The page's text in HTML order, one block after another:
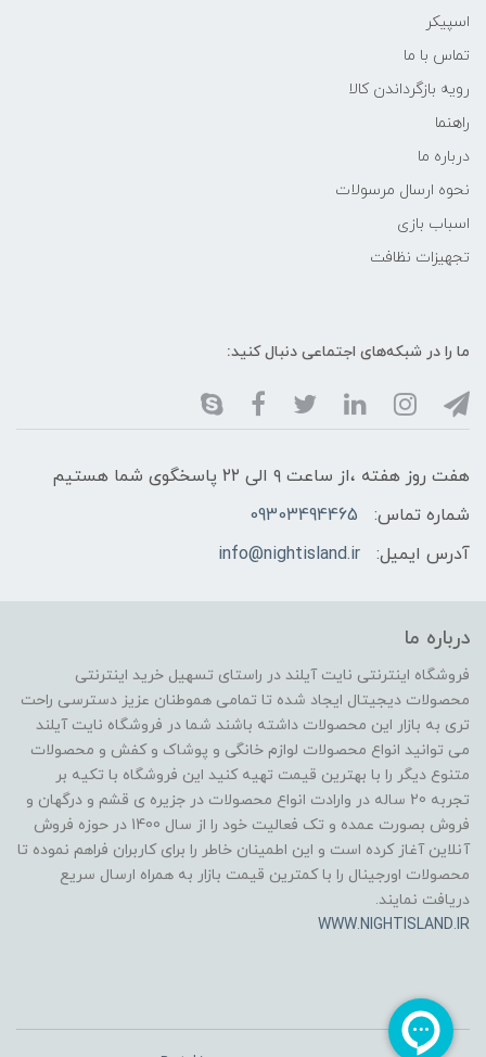
اسپیکر
تماس با ما
رویه بازگرداندن کالا
راهنما
درباره ما
نحوه ارسال مرسولات
اسباب بازی
تجهیزات نظافت
ما را در شبکه‌های اجتماعی دنبال کنید:
هفت روز هفته ،از ساعت ۹ الی ۲۲ پاسخگوی شما هستیم
شماره تماس:
09303494465
آدرس ایمیل:
info@nightisland.ir
درباره ما
فروشگاه اینترنتی نایت آیلند در راستای تسهیل خرید اینترنتی
محصولات دیجیتال ایجاد شده تا تمامی هموطنان عزیز دسترسی راحت
تری به بازار این محصولات داشته باشند شما در فروشگاه نایت آیلند
می توانید انواع محصولات لوازم خانگی و پوشاک و کفش و محصولات
متنوع دیگر را با بهترین قیمت تهیه کنید این فروشگاه با تکیه بر
تجربه 20 ساله در وارادت انواع محصولات در جزیره ی قشم و درگهان و
فروش بصورت عمده و تک فعالیت خود را از سال 1400 در حوزه فروش
آنلاین آغاز کرده است و این اطمینان خاطر را برای کاربران فراهم نموده تا
محصولات اورجینال را با کمترین قیمت بازار به همراه ارسال سریع
دریافت نمایند.
WWW.NIGHTISLAND.IR